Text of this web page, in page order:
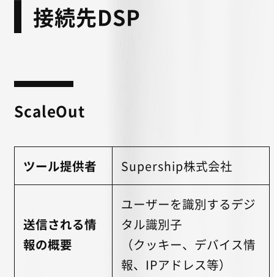
接続先DSP
ScaleOut
ツール提供者 Supership株式会社
送信される情
報の概要
ユーザーを識別するデジ
タル識別子
（クッキー、デバイス情
報、IPアドレス等）